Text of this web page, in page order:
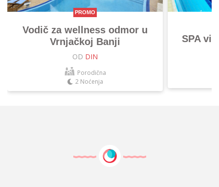
PROMO
Vodič za wellness odmor u
Vrnjačkoj Banji
OD DIN
Porodična
2 Noćenja
SPA